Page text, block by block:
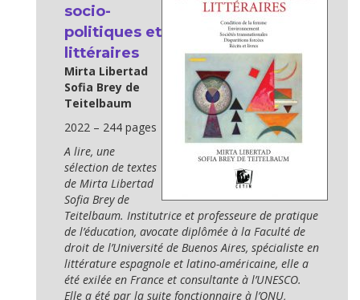
socio-
politiques et
littéraires
Mirta Libertad
Sofia Brey de
Teitelbaum
2022 – 244 pages
A lire, une
sélection de textes
de Mirta Libertad
Sofia Brey de
Teitelbaum. Institutrice et professeure de pratique
de l’éducation, avocate diplômée à la Faculté de
droit de l’Université de Buenos Aires, spécialiste en
littérature espagnole et latino-américaine, elle a
été exilée en France et consultante à l’UNESCO.
Elle a été par la suite fonctionnaire à l’ONU,